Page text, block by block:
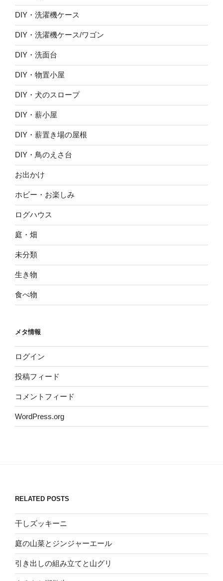
DIY・洗濯機ケース
DIY・洗濯機ケース/ワゴン
DIY・洗面台
DIY・物置小屋
DIY・犬のスロープ
DIY・薪小屋
DIY・薪置き場の屋根
DIY・鳥のえさ台
お出かけ
ホビー・お楽しみ
ログハウス
庭・畑
未分類
生き物
食べ物
メタ情報
ログイン
投稿フィード
コメントフィード
WordPress.org
RELATED POSTS
干しズッキーニ
庭の山菜とジンジャーエール
引き出しの組み立てと山グリ